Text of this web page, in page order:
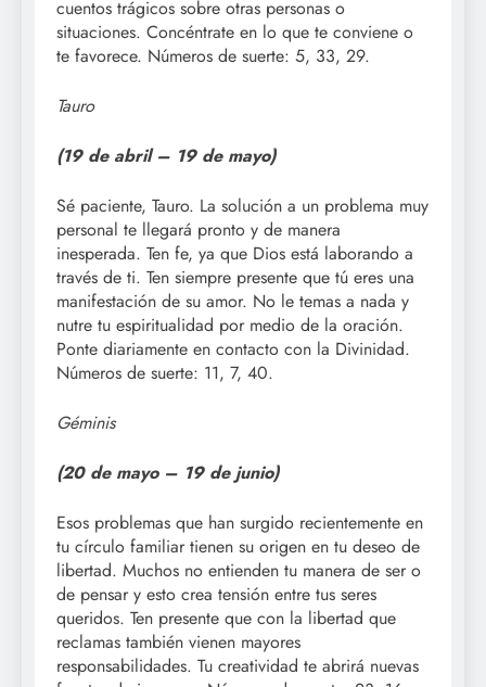
cuentos trágicos sobre otras personas o
situaciones. Concéntrate en lo que te conviene o
te favorece. Números de suerte: 5, 33, 29.
Tauro
(19 de abril – 19de mayo)
Sé paciente, Tauro. La solución a un problema muy
personal te llegará pronto y de manera
inesperada. Ten fe, ya que Dios está laborando a
través de ti. Ten siempre presente que tú eres una
manifestación de su amor. No le temas a nada y
nutre tu espiritualidad por medio de la oración.
Ponte diariamente en contacto con la Divinidad.
Números de suerte: 11, 7, 40.
Géminis
(20 de mayo – 19de junio)
Esos problemas que han surgido recientemente en
tu círculo familiar tienen su origen en tu deseo de
libertad. Muchos no entienden tu manera de ser o
de pensar y esto crea tensión entre tus seres
queridos. Ten presente que con la libertad que
reclamas también vienen mayores
responsabilidades. Tu creatividad te abrirá nuevas